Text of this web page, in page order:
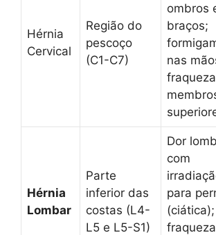
Hérnia
Cervical
Região do
pescoço
(C1-C7)
ombros
braços;
nas
Hérnia
Lombar
Parte
inferior das
costas (L4-
L5 e L5-S1)
Dor
com
para
(ciática);